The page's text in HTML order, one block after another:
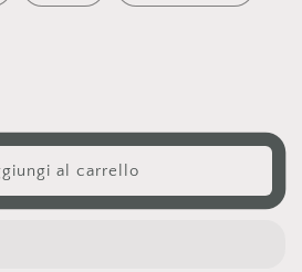
al carrello